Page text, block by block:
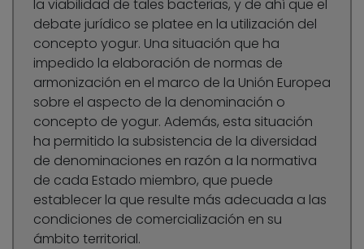
la viabilidad de tales bacterias, y de ahí que el
debate jurídico se platee en la utilización del
concepto yogur. Una situación que ha
impedido la elaboración de normas de
armonización en el marco de la Unión Europea
sobre el aspecto de la denominación o
concepto de yogur. Además, esta situación
ha permitido la subsistencia de la diversidad
de denominaciones en razón a la normativa
de cada Estado miembro, que puede
establecer la que resulte más adecuada a las
condiciones de comercialización en su
ámbito territorial.